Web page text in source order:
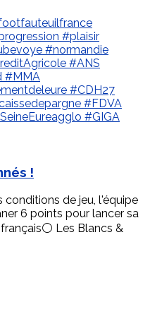
#plaisir
#normandie
#ANS
#MMA
#CDH27
#FDVA
#GIGA
!
conditions de jeu, l'équipe
6 points pour lancer sa
Les Blancs &